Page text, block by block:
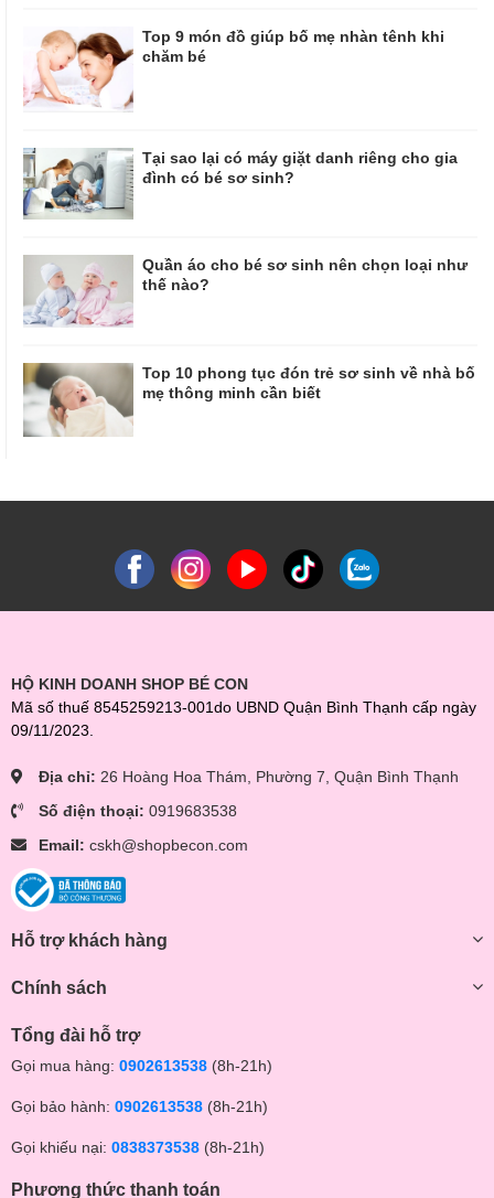
Top 9 món đồ giúp bố mẹ nhàn tênh khi
chăm bé
Tại sao lại có máy giặt danh riêng cho gia
đình có bé sơ sinh?
Quần áo cho bé sơ sinh nên chọn loại như
thế nào?
Top 10 phong tục đón trẻ sơ sinh về nhà bố
mẹ thông minh cần biết
HỘ KINH DOANH SHOP BÉ CON
Mã số thuế 8545259213-001do UBND Quận Bình Thạnh cấp ngày
09/11/2023.
Địa chỉ: 26 Hoàng Hoa Thám, Phường 7, Quận Bình Thạnh
Số điện thoại: 0919683538
Email: cskh@shopbecon.com
Hỗ trợ khách hàng
Chính sách
Tổng đài hỗ trợ
Gọi mua hàng: 0902613538 (8h-21h)
Gọi bảo hành: 0902613538 (8h-21h)
Gọi khiếu nại: 0838373538 (8h-21h)
Phương thức thanh toán